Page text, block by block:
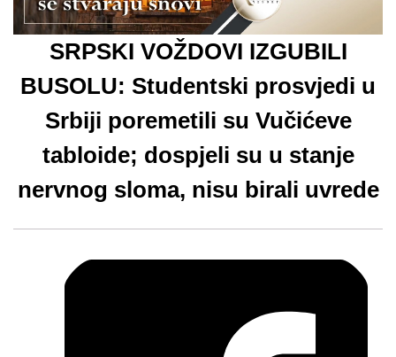
SRPSKI VOŽDOVI IZGUBILI
BUSOLU: Studentski prosvjedi u
Srbiji poremetili su Vučićeve
tabloide; dospjeli su u stanje
nervnog sloma, nisu birali uvrede